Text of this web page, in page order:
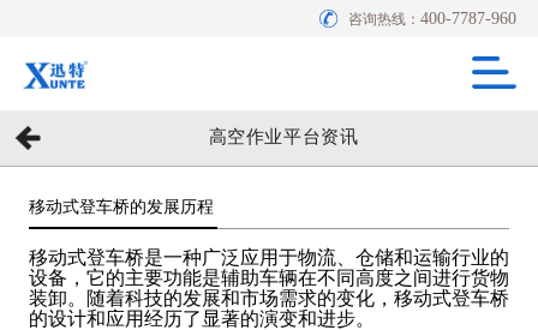
咨询热线：400-7787-960
高空作业平台资讯
移动式登车桥的发展历程
移动式登车桥是一种广泛应用于物流、仓储和运输行业的
设备，它的主要功能是辅助车辆在不同高度之间进行货物
装卸。随着科技的发展和市场需求的变化，移动式登车桥
的设计和应用经历了显著的演变和进步。